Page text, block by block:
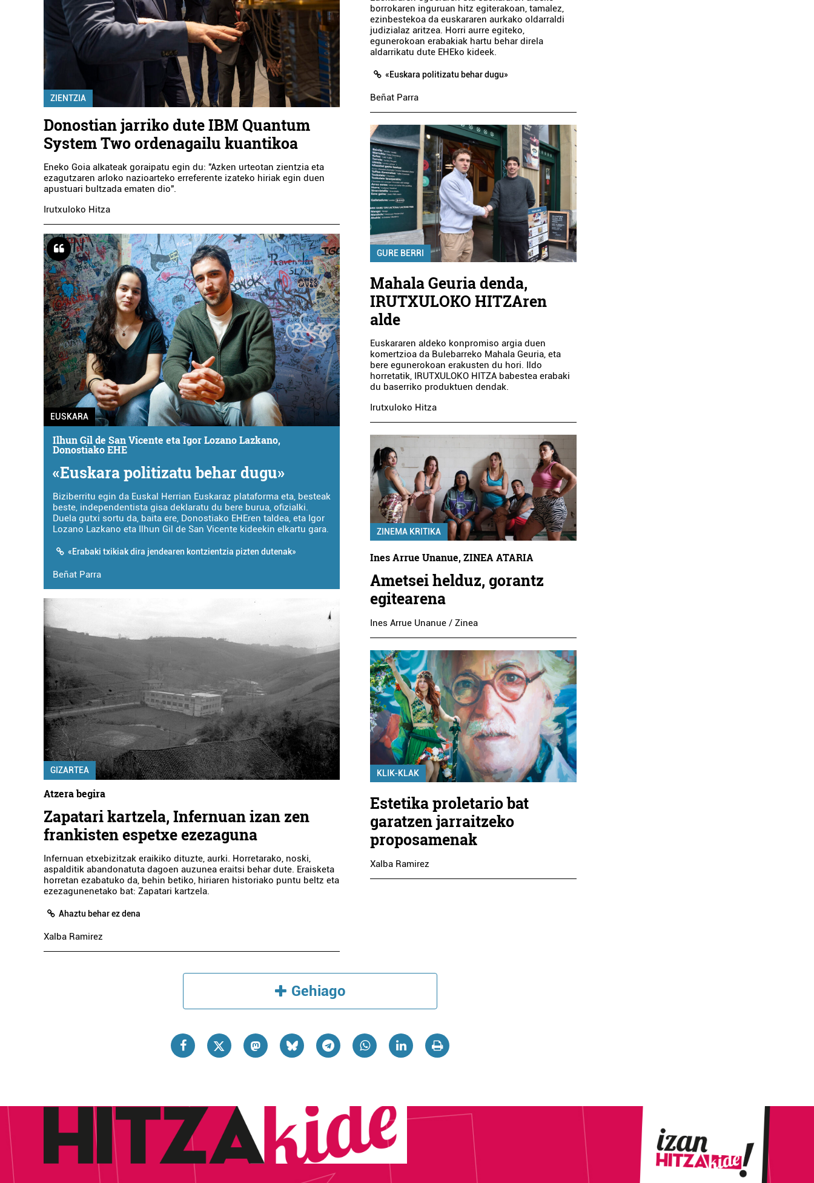
ZIENTZIA
Donostian jarriko dute IBM Quantum
System Two ordenagailu kuantikoa
Eneko Goia alkateak goraipatu egin du: "Azken urteotan zientzia eta
ezagutzaren arloko nazioarteko erreferente izateko hiriak egin duen
apustuari bultzada ematen dio".
Irutxuloko Hitza
EUSKARA
Ilhun Gil de San Vicente eta Igor Lozano Lazkano,
Donostiako EHE
«Euskara politizatu behar dugu»
Biziberritu egin da Euskal Herrian Euskaraz plataforma eta, besteak
beste, independentista gisa deklaratu du bere burua, ofizialki.
Duela gutxi sortu da, baita ere, Donostiako EHEren taldea, eta Igor
Lozano Lazkano eta Ilhun Gil de San Vicente kideekin elkartu gara.
«Erabaki txikiak dira jendearen kontzientzia pizten dutenak»
Beñat Parra
GIZARTEA
Atzera begira
Zapatari kartzela, Infernuan izan zen
frankisten espetxe ezezaguna
Infernuan etxebizitzak eraikiko dituzte, aurki. Horretarako, noski,
aspalditik abandonatuta dagoen auzunea eraitsi behar dute. Eraisketa
horretan ezabatuko da, behin betiko, hiriaren historiako puntu beltz eta
ezezagunenetako bat: Zapatari kartzela.
Ahaztu behar ez dena
Xalba Ramirez
borrokaren inguruan hitz egiterakoan, tamalez,
ezinbestekoa da euskararen aurkako oldarraldi
judizialaz aritzea. Horri aurre egiteko,
egunerokoan erabakiak hartu behar direla
aldarrikatu dute EHEko kideek.
«Euskara politizatu behar dugu»
Beñat Parra
GURE BERRI
Mahala Geuria denda,
IRUTXULOKO HITZAren
alde
Euskararen aldeko konpromiso argia duen
komertzioa da Bulebarreko Mahala Geuria, eta
bere egunerokoan erakusten du hori. Ildo
horretatik, IRUTXULOKO HITZA babestea erabaki
du baserriko produktuen dendak.
Irutxuloko Hitza
ZINEMA KRITIKA
Ines Arrue Unanue, ZINEA ATARIA
Ametsei helduz, gorantz
egitearena
Ines Arrue Unanue / Zinea
KLIK-KLAK
Estetika proletario bat
garatzen jarraitzeko
proposamenak
Xalba Ramirez
Gehiago